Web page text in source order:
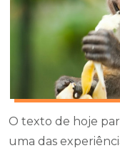
O texto de hoje
uma das